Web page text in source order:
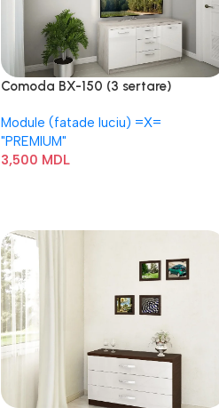
Comoda BX-150 (3 sertare)
Module (fatade luciu) =Х=
"PREMIUM"
3,500 MDL